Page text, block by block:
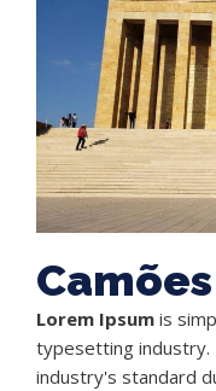
Camões
Lorem Ipsum is
typesetting industry.
industry's standard